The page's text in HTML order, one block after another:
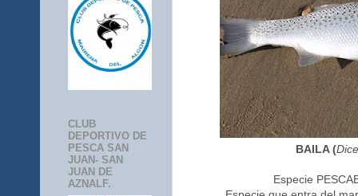
BAILA (
Especie
CLUB
DEPORTIVO DE
PESCA SAN
JUAN- SAN
JUAN DE
AZNALF.